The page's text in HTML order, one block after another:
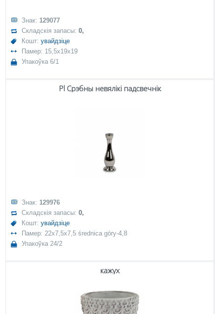
Знак: 129077
Складскія запасы:0,
Кошт:увайдзіце
Памер: 15,5x19x19
Упакоўка 6/1
Pl Срэбны невялікі падсвечнік
Знак: 129976
Складскія запасы:0,
Кошт:увайдзіце
Памер: 22x7,5x7,5 średnica góry-4,8
Упакоўка 24/2
кажух